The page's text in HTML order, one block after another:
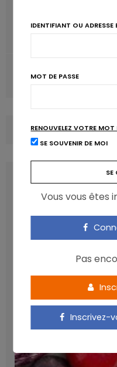
Performances
La
COMMENTS(0)
Les anthocyanines
IDENTIFIANT OU ADRESSE
MOT DE PASSE
RENOUVELEZ VOTRE MOT
SE SOUVENIR DE MOI
Vous vous êtes
Pas
Inscrivez-